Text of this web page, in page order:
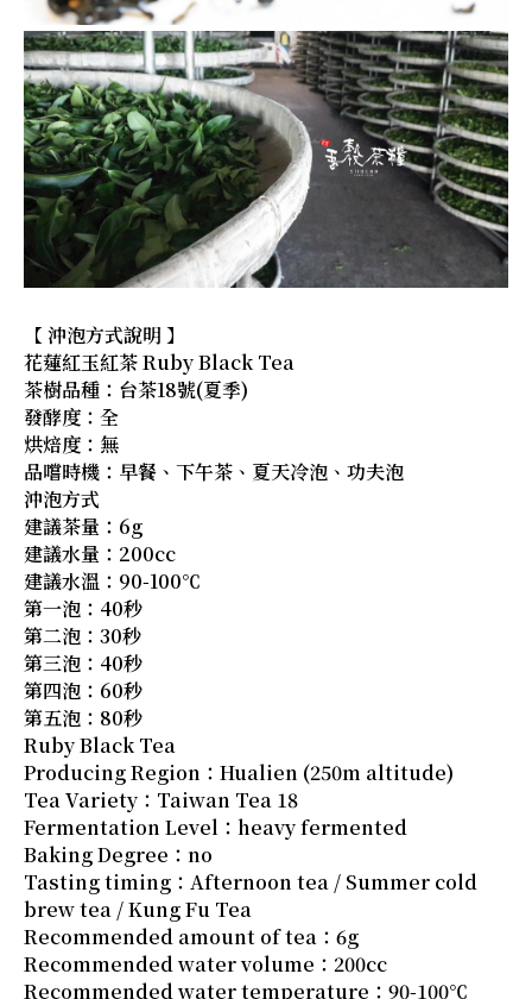
【 沖泡方式說明 】
花蓮紅玉紅茶 Ruby Black Tea
茶樹品種：台茶18號(夏季)
發酵度：全
烘焙度：無
品嚐時機：早餐、下午茶、夏天冷泡、功夫泡
沖泡方式
建議茶量：6g
建議水量：200cc
建議水溫：90-100℃
第一泡：40秒
第二泡：30秒
第三泡：40秒
第四泡：60秒
第五泡：80秒
Ruby Black Tea
Producing Region：Hualien (250m altitude)
Tea Variety：Taiwan Tea 18
Fermentation Level：heavy fermented
Baking Degree：no
Tasting timing：Afternoon tea / Summer cold
brew tea / Kung Fu Tea
Recommended amount of tea：6g
Recommended water volume：200cc
Recommended water temperature：90-100℃